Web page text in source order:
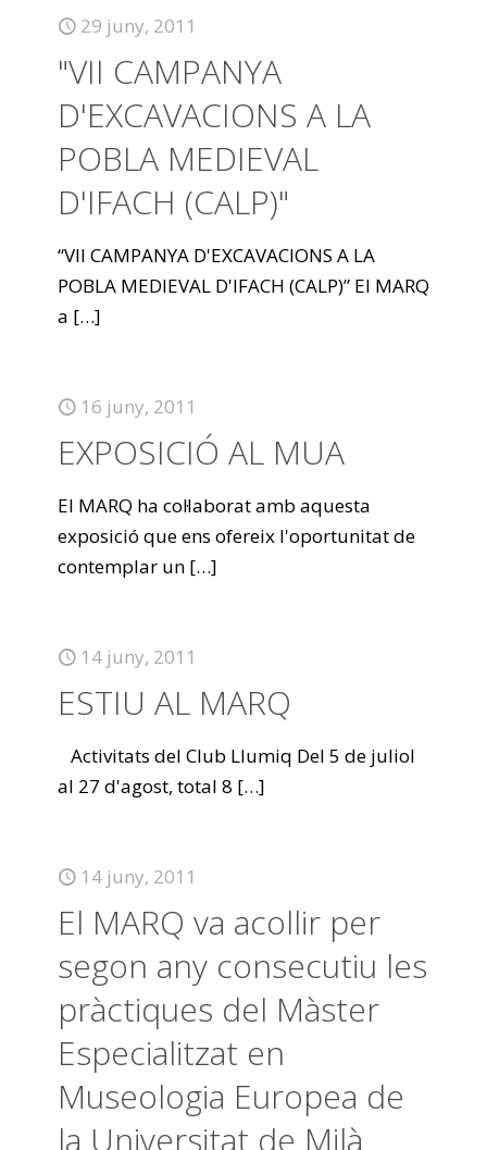
29 juny, 2011
"VII CAMPANYA
D'EXCAVACIONS A LA
POBLA MEDIEVAL
D'IFACH (CALP)"
“VII CAMPANYA D'EXCAVACIONS A LA
POBLA MEDIEVAL D'IFACH (CALP)” El MARQ
a […]
16 juny, 2011
EXPOSICIÓ AL MUA
El MARQ ha col·laborat amb aquesta
exposició que ens ofereix l'oportunitat de
contemplar un […]
14 juny, 2011
ESTIU AL MARQ
Activitats del Club Llumiq Del 5 de juliol
al 27 d'agost, total 8 […]
14 juny, 2011
El MARQ va acollir per
segon any consecutiu les
pràctiques del Màster
Especialitzat en
Museologia Europea de
la Universitat de Milà